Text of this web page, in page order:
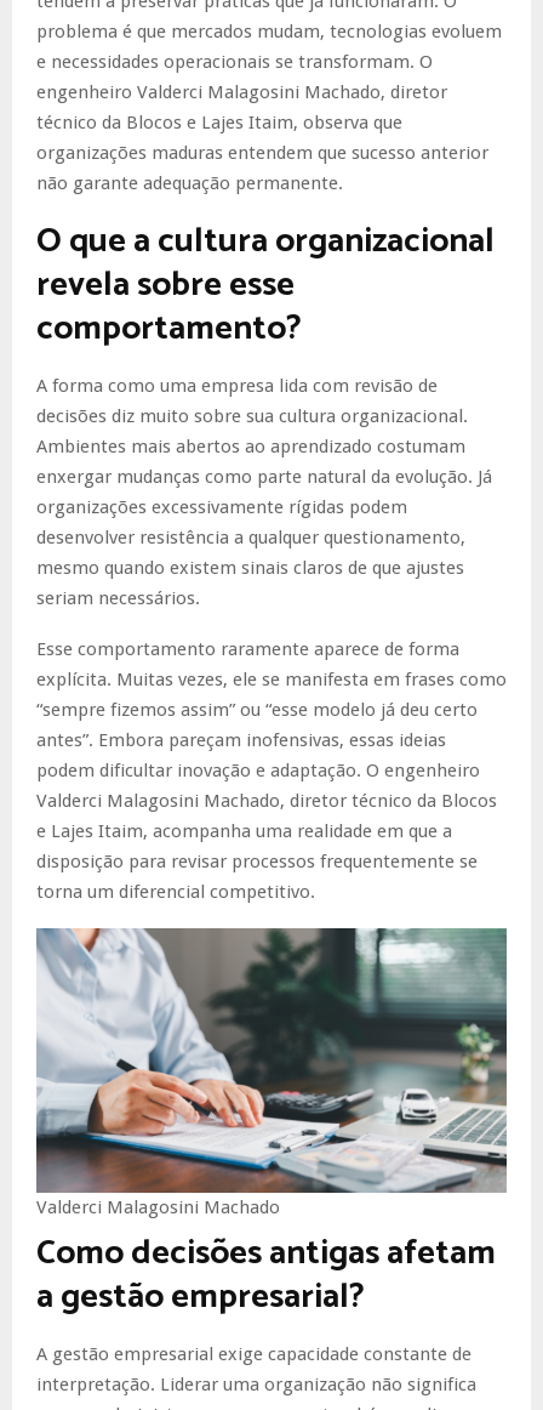
problema é que mercados mudam, tecnologias evoluem
e necessidades operacionais se transformam. O
engenheiro Valderci Malagosini Machado, diretor
técnico da Blocos e Lajes Itaim, observa que
organizações maduras entendem que sucesso anterior
não garante adequação permanente.
O que a cultura organizacional
revela sobre esse
comportamento?
A forma como uma empresa lida com revisão de
decisões diz muito sobre sua cultura organizacional.
Ambientes mais abertos ao aprendizado costumam
enxergar mudanças como parte natural da evolução. Já
organizações excessivamente rígidas podem
desenvolver resistência a qualquer questionamento,
mesmo quando existem sinais claros de que ajustes
seriam necessários.
Esse comportamento raramente aparece de forma
explícita. Muitas vezes, ele se manifesta em frases como
“sempre fizemos assim” ou “esse modelo já deu certo
antes”. Embora pareçam inofensivas, essas ideias
podem dificultar inovação e adaptação. O engenheiro
Valderci Malagosini Machado, diretor técnico da Blocos
e Lajes Itaim, acompanha uma realidade em que a
disposição para revisar processos frequentemente se
torna um diferencial competitivo.
Valderci Malagosini Machado
Como decisões antigas afetam
a gestão empresarial?
A gestão empresarial exige capacidade constante de
interpretação. Liderar uma organização não significa